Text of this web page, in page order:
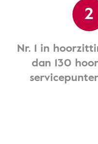
2
Nr. 1 in
dan 130